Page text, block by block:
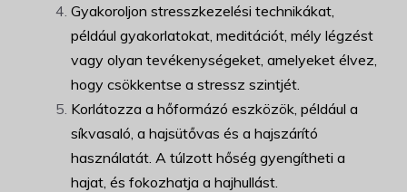
Gyakoroljon stresszkezelési technikákat,
például gyakorlatokat, meditációt, mély légzést
vagy olyan tevékenységeket, amelyeket élvez,
hogy csökkentse a stressz szintjét.
Korlátozza a hőformázó eszközök, például a
síkvasaló, a hajsütővas és a hajszárító
használatát. A túlzott hőség gyengítheti a
hajat, és fokozhatja a hajhullást.